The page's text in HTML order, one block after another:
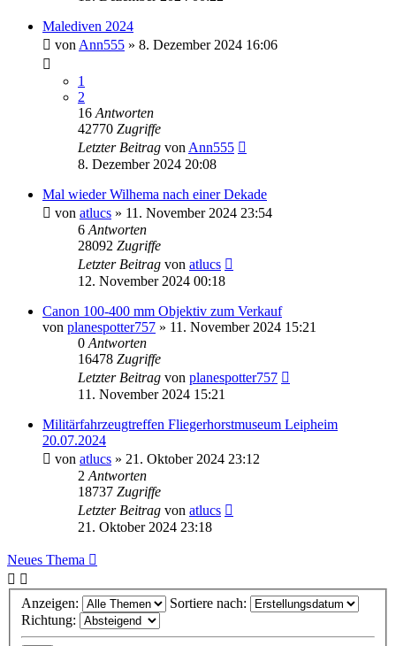
Malediven 2024
von Ann555 » 8. Dezember 2024 16:06
1
2
16 Antworten
42770 Zugriffe
Letzter Beitrag von Ann555
8. Dezember 2024 20:08
Mal wieder Wilhema nach einer Dekade
von atlucs » 11. November 2024 23:54
6 Antworten
28092 Zugriffe
Letzter Beitrag von atlucs
12. November 2024 00:18
Canon 100-400 mm Objektiv zum Verkauf
von planespotter757 » 11. November 2024 15:21
0 Antworten
16478 Zugriffe
Letzter Beitrag von planespotter757
11. November 2024 15:21
Militärfahrzeugtreffen Fliegerhorstmuseum Leipheim
20.07.2024
von atlucs » 21. Oktober 2024 23:12
2 Antworten
18737 Zugriffe
Letzter Beitrag von atlucs
21. Oktober 2024 23:18
Neues Thema
Anzeigen:
Sortiere nach:
Richtung: